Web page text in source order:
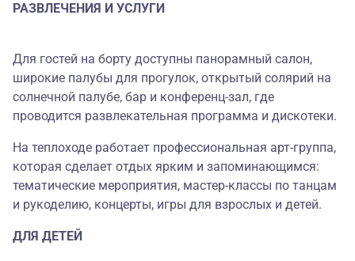
РАЗВЛЕЧЕНИЯ И УСЛУГИ
Для гостей на борту доступны панорамный салон,
широкие палубы для прогулок, открытый солярий на
солнечной палубе, бар и конференц-зал, где
проводится развлекательная программа и дискотеки.
На теплоходе работает профессиональная арт-группа,
которая сделает отдых ярким и запоминающимся:
тематические мероприятия, мастер-классы по танцам
и рукоделию, концерты, игры для взрослых и детей.
ДЛЯ ДЕТЕЙ